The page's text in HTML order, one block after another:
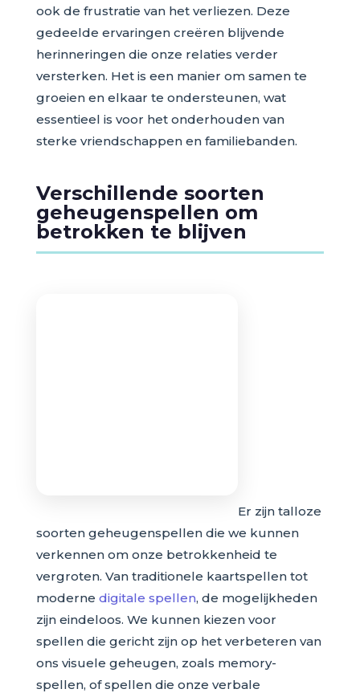
ook de frustratie van het verliezen. Deze
gedeelde ervaringen creëren blijvende
herinneringen die onze relaties verder
versterken. Het is een manier om samen te
groeien en elkaar te ondersteunen, wat
essentieel is voor het onderhouden van
sterke vriendschappen en familiebanden.
Verschillende soorten
geheugenspellen om
betrokken te blijven
Er zijn talloze
soorten geheugenspellen die we kunnen
verkennen om onze betrokkenheid te
vergroten. Van traditionele kaartspellen tot
moderne digitale spellen, de mogelijkheden
zijn eindeloos. We kunnen kiezen voor
spellen die gericht zijn op het verbeteren van
ons visuele geheugen, zoals memory-
spellen, of spellen die onze verbale